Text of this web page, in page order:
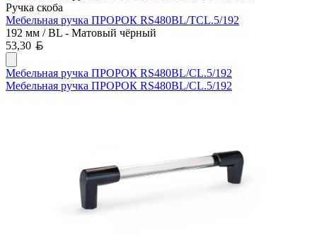
Ручка скоба
Мебельная ручка ПРОРОК RS480BL/TCL.5/192
192 мм / BL - Матовый чёрный
53,30
Мебельная ручка ПРОРОК RS480BL/CL.5/192
Мебельная ручка ПРОРОК RS480BL/CL.5/192